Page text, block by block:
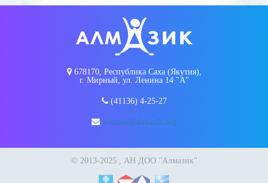
678170, Республика Саха (Якутия),
г. Мирный, ул. Ленина 14 "А"
(41136) 4-25-27
almazik@almazik.org
© 2013-2025 , АН ДОО "Алмазик"